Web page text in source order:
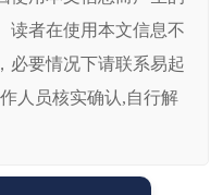
读者在使用本文信息不
必要情况下请联系易起
人员核实确认,自行解